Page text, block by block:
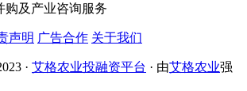
购及产业咨询服务
声明 广告合作 关于我们
· 艾格农业投融资平台 · 由艾格农业强